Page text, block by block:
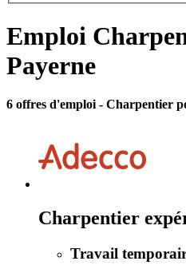
Emploi
Payerne
6 offres d'emploi - Charpentier
Charpentier
Travail